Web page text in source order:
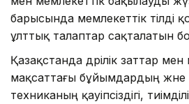
барысында мемлекеттік тілді
ұлттық талаптар сақталатын
Қазақстанда дәрілік заттар
мақсаттағы бұйымдардың
техниканың қауіпсіздігі,